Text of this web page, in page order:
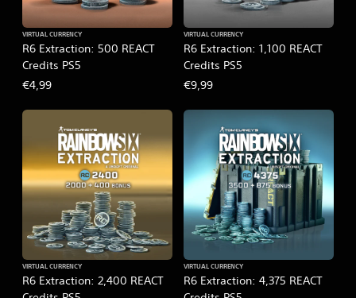
R6 Extraction: 500 REACT
Credits PS5
VIRTUAL CURRENCY
€4,99
R6 Extraction: 1,100 REACT
Credits PS5
VIRTUAL CURRENCY
€9,99
R6 Extraction: 2,400 REACT
VIRTUAL CURRENCY
R6 Extraction: 4,375 REACT
VIRTUAL CURRENCY